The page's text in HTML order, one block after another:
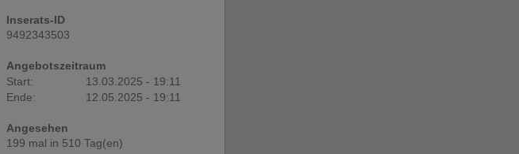
Inserats-ID
9492343503
Angebotszeitraum
Start:
13.03.2025 - 19:11
Ende:
12.05.2025 - 19:11
Angesehen
199 mal in 510 Tag(en)